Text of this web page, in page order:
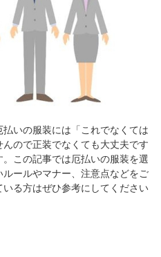
いの服装には「これでなくては
ので正装でなくても大丈夫です
この記事では厄払いの服装を選
ールやマナー、注意点などをご
る方はぜひ参考にしてください